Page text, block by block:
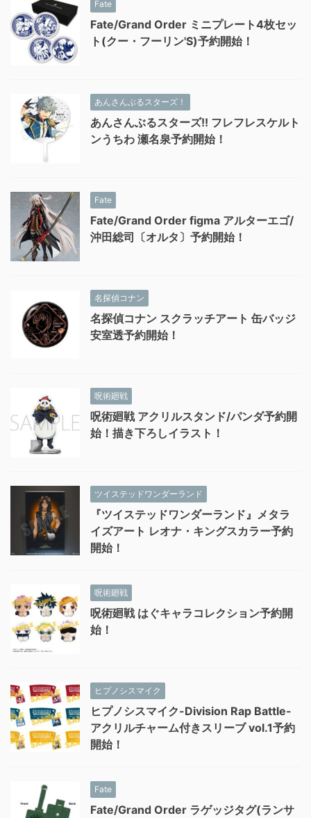
Fate
Fate/Grand Order ミニプレート4枚セッ
ト(クー・フーリン'S)予約開始！
あんさんぶるスターズ！
あんさんぶるスターズ!! フレフレスケルト
ンうちわ 瀬名泉予約開始！
Fate
Fate/Grand Order figma アルターエゴ/
沖田総司〔オルタ〕予約開始！
名探偵コナン
名探偵コナン スクラッチアート 缶バッジ
安室透予約開始！
呪術廻戦
呪術廻戦 アクリルスタンド/パンダ予約開
始！描き下ろしイラスト！
ツイステッドワンダーランド
『ツイステッドワンダーランド』メタラ
イズアート レオナ・キングスカラー予約
開始！
呪術廻戦
呪術廻戦 はぐキャラコレクション予約開
始！
ヒプノシスマイク
ヒプノシスマイク-Division Rap Battle-
アクリルチャーム付きスリーブ vol.1予約
開始！
Fate
Fate/Grand Order ラゲッジタグ(ランサ